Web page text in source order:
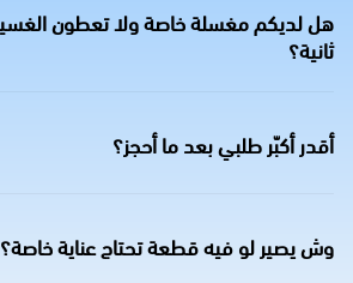
هل لديكم مغسلة خاصة ولا تعطون
ثانية؟
أقدر أكبّر طلبي بعد ما أحجز؟
وش يصير لو فيه قطعة تحتاج عناية خاصة؟